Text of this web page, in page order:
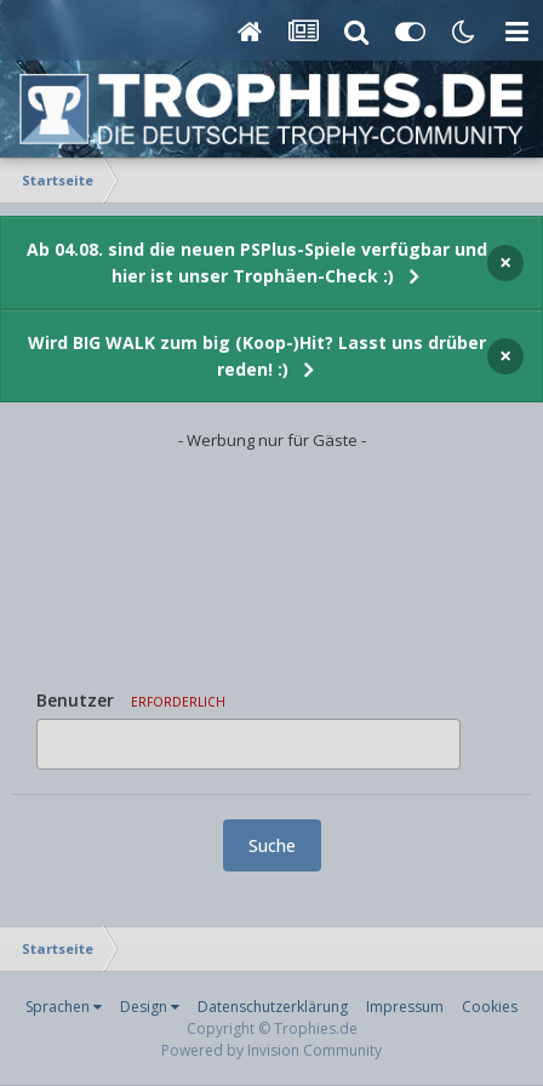
Startseite
Ab 04.08. sind die neuen PSPlus-Spiele verfügbar und
hier ist unser Trophäen-Check :)
×
Wird BIG WALK zum big (Koop-)Hit? Lasst uns drüber
reden! :)
×
- Werbung nur für Gäste -
Benutzer ERFORDERLICH
Suche
Startseite
Sprachen Design Datenschutzerklärung Impressum
Cookies
Copyright © Trophies.de
Powered by Invision Community